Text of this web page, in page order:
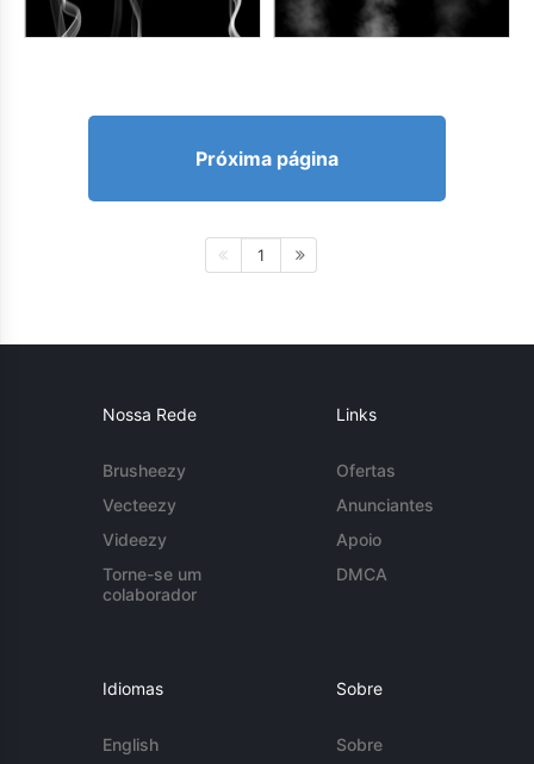
Próxima página
1
Nossa Rede
Brusheezy
Vecteezy
Videezy
Torne-se um
colaborador
Links
Ofertas
Anunciantes
Apoio
DMCA
Idiomas
English
Sobre
Sobre